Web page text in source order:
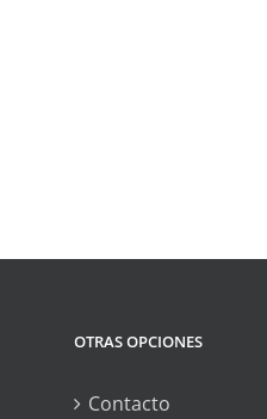
OTRAS OPCIONES
Contacto